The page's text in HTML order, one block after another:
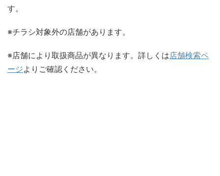
す。
※チラシ対象外の店舗があります。
※店舗により取扱商品が異なります。詳しくは店舗検索ペ
ージよりご確認ください。